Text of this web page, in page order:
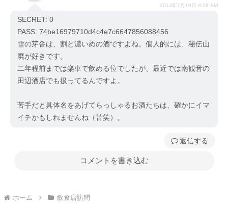
2013年7月10日 8:28 AM
SECRET: 0
PASS: 74be16979710d4c4e7c6647856088456
雪の芽舎は、割と濃いめの酒ですよね。個人的には、秘伝山
廃が好きです。
二年程前までは楽車で飲める位でしたが、最近では南観音の
田辺酒店でも扱ってるんですよ。
苦手だと具体名をあげてらっしゃるお酒たちは、確かにイマ
イチかもしれませんね（苦笑）。
返信
コメントを書き込む
ホーム 飲食店訪問